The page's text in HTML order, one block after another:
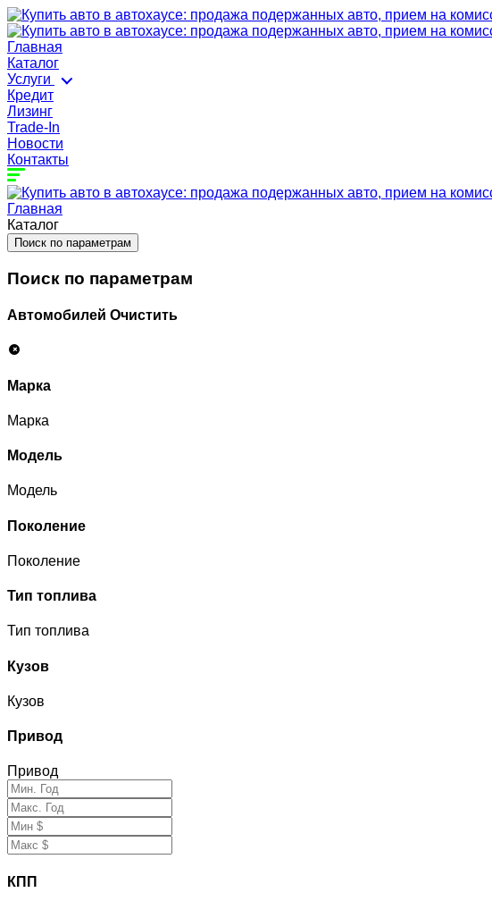
Главная
Каталог
Услуги
Кредит
Лизинг
Trade-In
Новости
Контакты
Главная
Каталог
Поиск по параметрам
Поиск по параметрам
Автомобилей Очистить
Марка
Марка
Модель
Модель
Поколение
Поколение
Тип топлива
Тип топлива
Кузов
Кузов
Привод
Привод
КПП